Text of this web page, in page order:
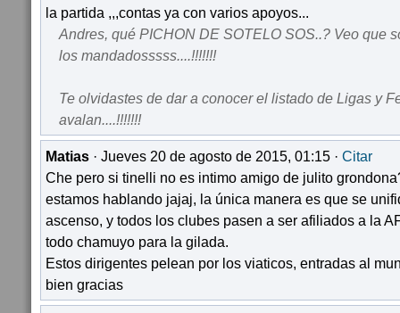
la partida ,,,contas ya con varios apoyos...
Andres, qué PICHON DE SOTELO SOS..? Veo que
los mandadosssss....!!!!!!!
Te olvidastes de dar a conocer el listado de Ligas y
avalan....!!!!!!!
Matias · Jueves 20 de agosto de 2015, 01:15 · Citar
Che pero si tinelli no es intimo amigo de julito
estamos hablando jajaj, la única manera es que se
ascenso, y todos los clubes pasen a ser afiliados a la
todo chamuyo para la gilada.
Estos dirigentes pelean por los viaticos, entradas al
bien gracias